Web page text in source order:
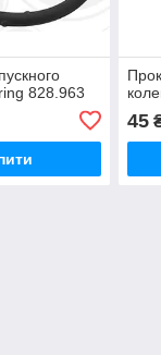
828.963
45